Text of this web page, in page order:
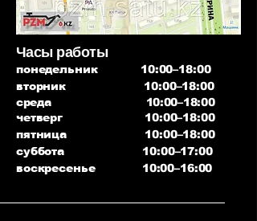
Часы работы
понедельник 10:00–18:00
вторник 10:00–18:00
среда 10:00–18:00
четверг 10:00–18:00
пятница 10:00–18:00
суббота 10:00–17:00
воскресенье 10:00–16:00